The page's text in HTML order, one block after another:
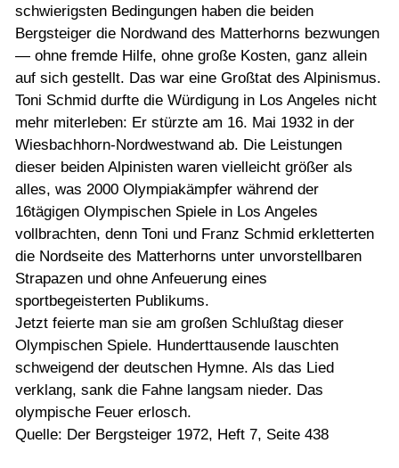
schwierigsten Bedingungen haben die beiden
Bergsteiger die Nordwand des Matterhorns bezwungen
— ohne fremde Hilfe, ohne große Kosten, ganz allein
auf sich gestellt. Das war eine Großtat des Alpinismus.
Toni Schmid durfte die Würdigung in Los Angeles nicht
mehr miterleben: Er stürzte am 16. Mai 1932 in der
Wiesbachhorn-Nordwestwand ab. Die Leistungen
dieser beiden Alpinisten waren vielleicht größer als
alles, was 2000 Olympiakämpfer während der
16tägigen Olympischen Spiele in Los Angeles
vollbrachten, denn Toni und Franz Schmid erkletterten
die Nordseite des Matterhorns unter unvorstellbaren
Strapazen und ohne Anfeuerung eines
sportbegeisterten Publikums.
Jetzt feierte man sie am großen Schlußtag dieser
Olympischen Spiele. Hunderttausende lauschten
schweigend der deutschen Hymne. Als das Lied
verklang, sank die Fahne langsam nieder. Das
olympische Feuer erlosch.
Quelle: Der Bergsteiger 1972, Heft 7, Seite 438